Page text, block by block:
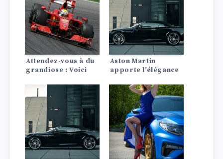
carrosserie et plus
de puissance… Voici
un aperçu de cette
icône.
l’année.
Attendez-vous à du
grandiose : Voici
voitures de luxe qui
valent la peine
d’être attendues.
Aston Martin
apporte l’élégance
d’un Super Tourer à
toit ouvert – la DB12
Volante